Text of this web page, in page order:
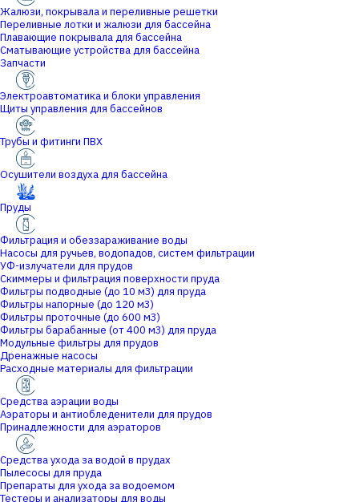
Жалюзи, покрывала и переливные решетки
Переливные лотки и жалюзи для бассейна
Плавающие покрывала для бассейна
Сматывающие устройства для бассейна
Запчасти
Электроавтоматика и блоки управления
Щиты управления для бассейнов
Трубы и фитинги ПВХ
Осушители воздуха для бассейна
Пруды
Фильтрация и обеззараживание воды
Насосы для ручьев, водопадов, систем фильтрации
УФ-излучатели для прудов
Скиммеры и фильтрация поверхности пруда
Фильтры подводные (до 10 м3) для пруда
Фильтры напорные (до 120 м3)
Фильтры проточные (до 600 м3)
Фильтры барабанные (от 400 м3) для пруда
Модульные фильтры для прудов
Дренажные насосы
Расходные материалы для фильтрации
Средства аэрации воды
Аэраторы и антиобледенители для прудов
Принадлежности для аэраторов
Средства ухода за водой в прудах
Пылесосы для пруда
Препараты для ухода за водоемом
Тестеры и анализаторы для воды